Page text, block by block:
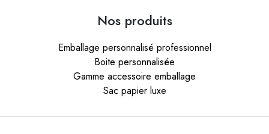
Nos produits
Emballage personnalisé professionnel
Boite personnalisée
Gamme accessoire emballage
Sac papier luxe